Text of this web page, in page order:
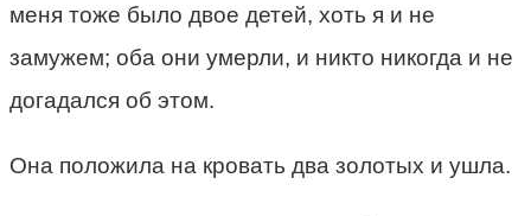
меня тоже было двое детей, хоть я и не
замужем; оба они умерли, и никто никогда и не
догадался об этом.
Она положила на кровать два золотых и ушла.